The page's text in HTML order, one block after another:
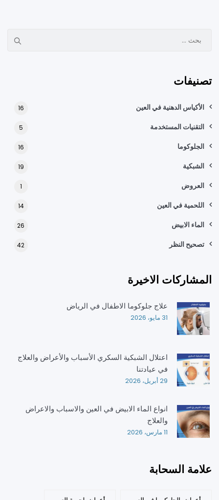
ث
ن
تصنيفات
الأكياس الدهنية في العين 16
التقنيات المستخدمة 5
الجلوكوما 16
الشبكية 19
العروض 1
اللحمية في العين 14
الماء الابيض 26
تصحيح النظر 42
المشاركات الاخيرة
علاج جلوكوما الاطفال في الرياض
31 مايو، 2026
اعتلال الشبكية السكري الأسباب والأعراض والعلاج
في عيادتنا
29 أبريل، 2026
انواع الماء الابيض في العين والاسباب والاعراض
والعلاج
11 مارس، 2026
علامة السحابة